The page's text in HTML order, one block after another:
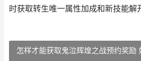
时获取转生唯一属性加成和新技能解
怎样才能获取鬼泣辉煌之战预约奖励